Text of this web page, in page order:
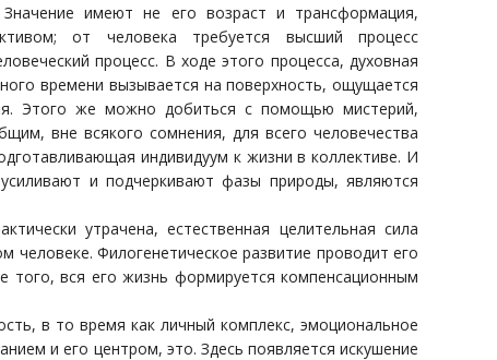
имеют не его возраст и трансформация,
от человека требуется высший процесс
процесс. В ходе этого процесса, духовная
времени вызывается на поверхность, ощущается
Этого же можно добиться с помощью мистерий,
вне всякого сомнения, для всего человечества
индивидуум к жизни в коллективе. И
и подчеркивают фазы природы, являются
утрачена, естественная целительная сила
человеке. Филогенетическое развитие проводит его
вся его жизнь формируется компенсационным
в то время как личный комплекс, эмоциональное
и его центром, это. Здесь появляется искушение